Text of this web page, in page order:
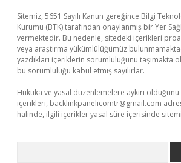
Sitemiz, 5651 Sayılı Kanun gereğince Bilgi
Kurumu (BTK) tarafından onaylanmış bir Yer
vermektedir. Bu nedenle, sitedeki içerikleri
veya araştırma yükümlülüğümüz
yazdıkları içeriklerin sorumluluğunu taşımakta
bu sorumluluğu kabul etmiş sayılırlar.
Hukuka ve yasal düzenlemelere aykırı
içerikleri, backlinkpanelicomtr@gmail.com
halinde, ilgili içerikler yasal süre içerisinde